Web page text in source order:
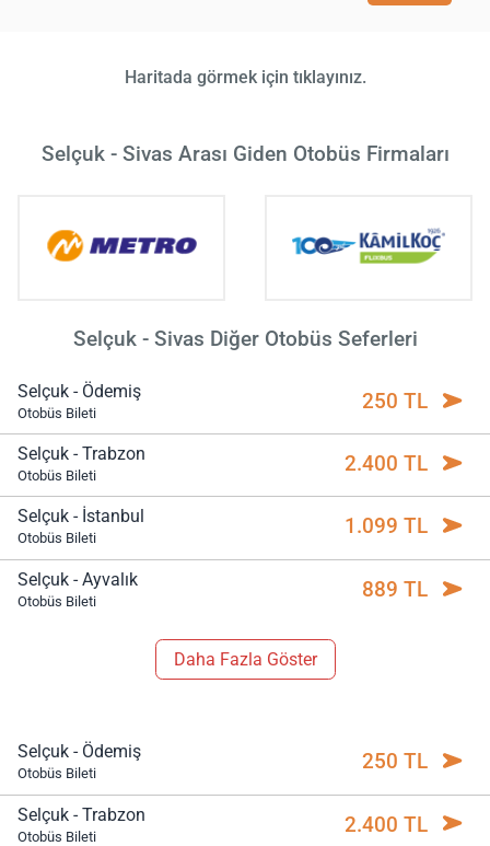
Haritada görmek için tıklayınız.
Selçuk - Sivas Arası Giden Otobüs Firmaları
Selçuk - Sivas Diğer Otobüs Seferleri
Selçuk - Ödemiş
Otobüs Bileti 250 TL
Selçuk - Trabzon
Otobüs Bileti 2.400 TL
Selçuk - İstanbul
Otobüs Bileti 1.099 TL
Selçuk - Ayvalık
Otobüs Bileti 889 TL
Daha Fazla Göster
Selçuk - Ödemiş
Otobüs Bileti 250 TL
Selçuk - Trabzon
Otobüs Bileti 2.400 TL